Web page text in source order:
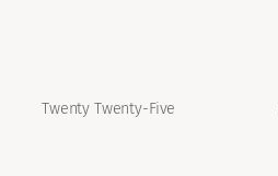
Twenty Twenty-Five